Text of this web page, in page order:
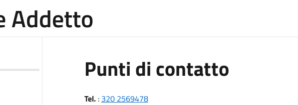
Addetto
Punti di contatto
Tel.: 320 2569478